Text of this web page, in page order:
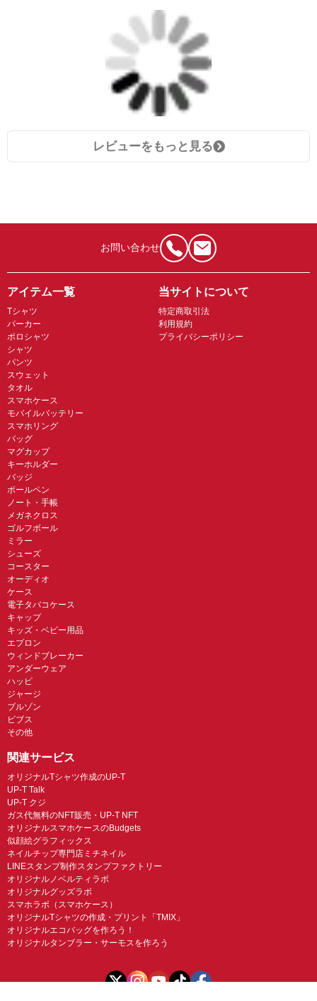
レビューをもっと見る
お問い合わせ
アイテム一覧
Tシャツ
パーカー
ポロシャツ
シャツ
パンツ
スウェット
タオル
スマホケース
モバイルバッテリー
スマホリング
バッグ
マグカップ
キーホルダー
バッジ
ボールペン
ノート・手帳
メガネクロス
ゴルフボール
ミラー
シューズ
コースター
オーディオ
ケース
電子タバコケース
キャップ
キッズ・ベビー用品
エプロン
ウィンドブレーカー
アンダーウェア
ハッピ
ジャージ
ブルゾン
ビブス
その他
当サイトについて
特定商取引法
利用規約
プライバシーポリシー
関連サービス
オリジナルTシャツ作成のUP-T
UP-T Talk
UP-T クジ
ガス代無料のNFT販売・UP-T NFT
オリジナルスマホケースのBudgets
似顔絵グラフィックス
ネイルチップ専門店ミチネイル
LINEスタンプ制作スタンプファクトリー
オリジナルノベルティラボ
オリジナルグッズラボ
スマホラボ（スマホケース）
オリジナルTシャツの作成・プリント「TMIX」
オリジナルエコバッグを作ろう！
オリジナルタンブラー・サーモスを作ろう